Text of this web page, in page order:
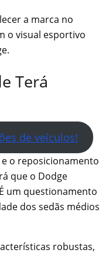
a marca no
o visual esportivo
Terá
de veículos!
o reposicionamento
que o Dodge
um questionamento
dos sedãs médios
robustas,